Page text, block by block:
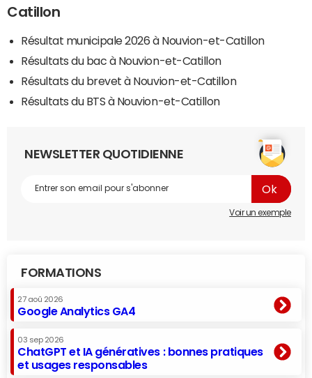
Catillon
Résultat municipale 2026 à Nouvion-et-Catillon
Résultats du bac à Nouvion-et-Catillon
Résultats du brevet à Nouvion-et-Catillon
Résultats du BTS à Nouvion-et-Catillon
NEWSLETTER QUOTIDIENNE
Voir un exemple
FORMATIONS
27 aoû 2026
Google Analytics GA4
03 sep 2026
ChatGPT et IA génératives : bonnes pratiques
et usages responsables